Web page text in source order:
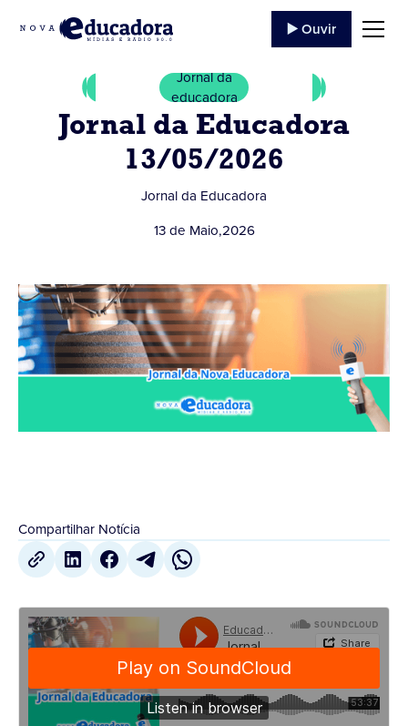
▶️ Ouvir
Jornal da
educadora
Jornal da Educadora
13/05/2026
Jornal da Educadora
13 de Maio,2026
Compartilhar Notícia